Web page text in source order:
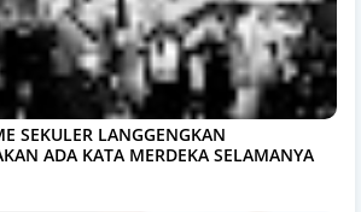
SEKULER LANGGENGKAN
ADA KATA MERDEKA SELAMANYA